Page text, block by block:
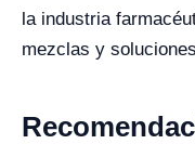
la industria
mezclas y